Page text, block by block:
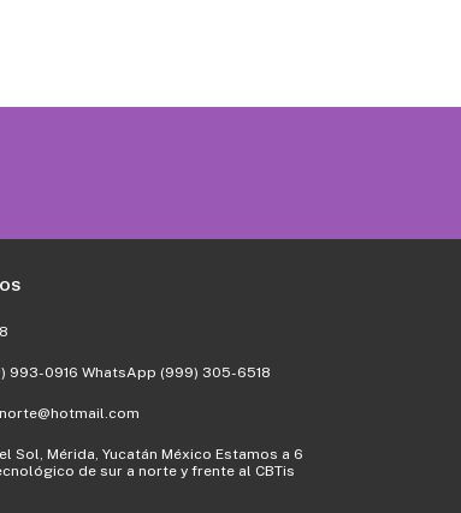
993-0916 WhatsApp (999) 305-6518
Sol, Mérida, Yucatán México Estamos a 6
de sur a norte y frente al CBTis